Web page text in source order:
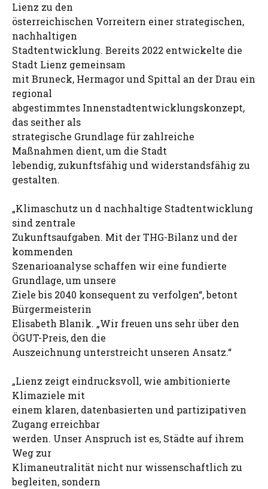
Lienz zu den
österreichischen Vorreitern einer strategischen,
nachhaltigen
Stadtentwicklung. Bereits 2022 entwickelte die
Stadt Lienz gemeinsam
mit Bruneck, Hermagor und Spittal an der Drau ein
regional
abgestimmtes Innenstadtentwicklungskonzept,
das seither als
strategische Grundlage für zahlreiche
Maßnahmen dient, um die Stadt
lebendig, zukunftsfähig und widerstandsfähig zu
gestalten.
„Klimaschutz un d nachhaltige Stadtentwicklung
sind zentrale
Zukunftsaufgaben. Mit der THG-Bilanz und der
kommenden
Szenarioanalyse schaffen wir eine fundierte
Grundlage, um unsere
Ziele bis 2040 konsequent zu verfolgen“, betont
Bürgermeisterin
Elisabeth Blanik. „Wir freuen uns sehr über den
ÖGUT-Preis, den die
Auszeichnung unterstreicht unseren Ansatz.“
„Lienz zeigt eindrucksvoll, wie ambitionierte
Klimaziele mit
einem klaren, datenbasierten und partizipativen
Zugang erreichbar
werden. Unser Anspruch ist es, Städte auf ihrem
Weg zur
Klimaneutralität nicht nur wissenschaftlich zu
begleiten, sondern